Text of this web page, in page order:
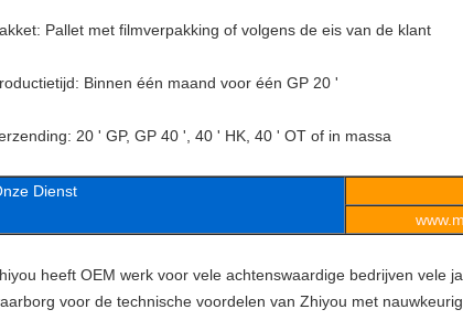
Pallet met filmverpakking of volgens de eis van de klant
Binnen één maand voor één GP 20 '
20 ' GP, GP 40 ', 40 ' HK, 40 ' OT of in massa
Dienst
heeft OEM werk voor vele achtenswaardige bedrijven vele
voor de technische voordelen van Zhiyou met